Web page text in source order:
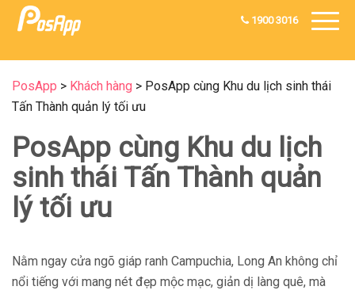
1900 3016
PosApp > Khách hàng > PosApp cùng Khu du lịch sinh thái
Tấn Thành quản lý tối ưu
PosApp cùng Khu du lịch
sinh thái Tấn Thành quản
lý tối ưu
Nằm ngay cửa ngõ giáp ranh Campuchia, Long An không chỉ
nổi tiếng với mang nét đẹp mộc mạc, giản dị làng quê, mà